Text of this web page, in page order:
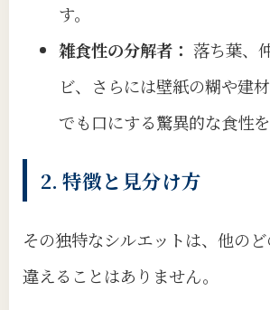
す。
雑食性の分解者： 落ち葉、
ビ、さらには壁紙の糊や建
でも口にする驚異的な食性を
2. 特徴と見分け方
その独特なシルエットは、他の
違えることはありません。